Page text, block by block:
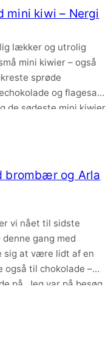
mini kiwi – Nergi
lækker og utrolig
mini kiwier – også
sprøde
og flagesalt,
de sødeste mini kiwier
Mini kiwierne er
på…
brombær og Arla
vi nået til sidste
gang med
sig at være lidt af en
også til chokolade –
på. Jeg var på besøg
med en